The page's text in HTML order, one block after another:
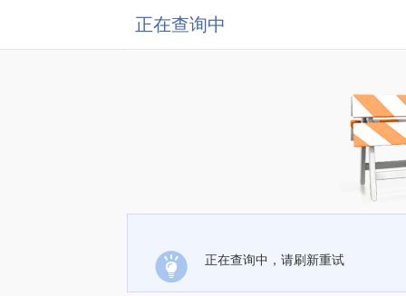
正在查询中
正在查询中，请刷新重试